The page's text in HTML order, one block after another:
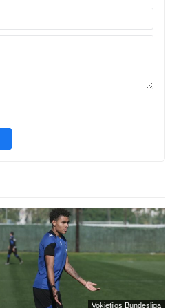
Vokietijos Bundesliga